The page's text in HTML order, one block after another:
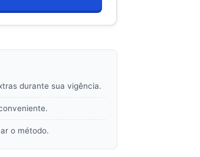
durante sua vigência.
o método.